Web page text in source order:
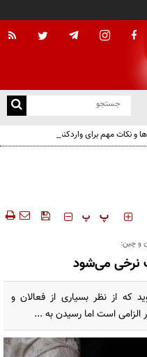
نکات مهم برای واردکنندگان
‍‍‍ پ پ
و چین:
نرخی می‌شود
که از نظر بسیاری از فعالان و
است اما رسیدن به ...